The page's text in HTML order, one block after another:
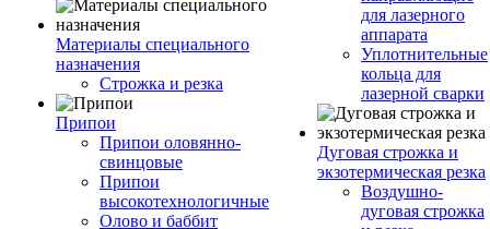
Материалы специального
назначения
Строжка и резка
Припои
Припои оловянно-
свинцовые
Припои
высокотехнологичные
Олово и баббит
для лазерного
аппарата
Уплотнительные
кольца для
лазерной сварки
Дуговая строжка и
экзотермическая резка
Воздушно-
дуговая строжка